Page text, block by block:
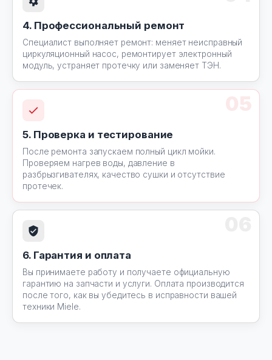
4. Профессиональный ремонт
Специалист выполняет ремонт: меняет неисправный
циркуляционный насос, ремонтирует электронный
модуль, устраняет протечку или заменяет ТЭН.
5. Проверка и тестирование
После ремонта запускаем полный цикл мойки.
Проверяем нагрев воды, давление в
разбрызгивателях, качество сушки и отсутствие
протечек.
6. Гарантия и оплата
Вы принимаете работу и получаете официальную
гарантию на запчасти и услуги. Оплата производится
после того, как вы убедитесь в исправности вашей
техники Miele.